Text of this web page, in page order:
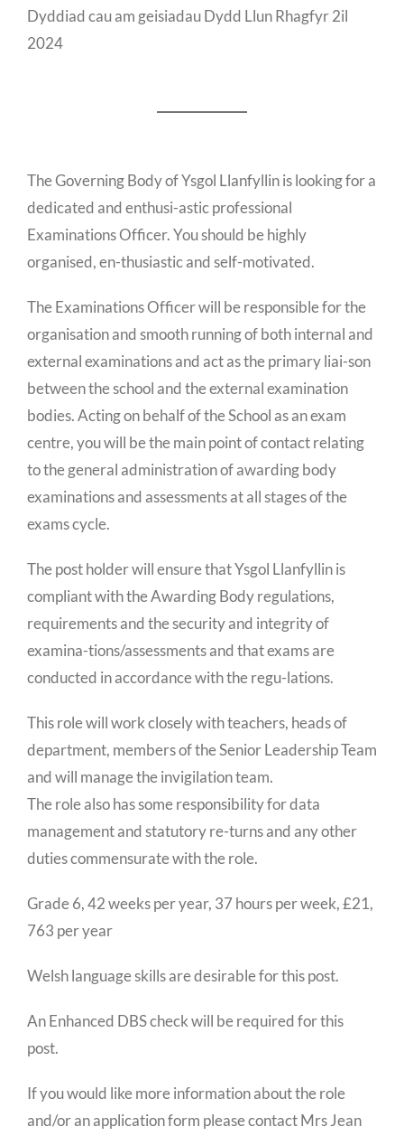
Dyddiad cau am geisiadau Dydd Llun Rhagfyr 2il
2024
The Governing Body of Ysgol Llanfyllin is looking for a
dedicated and enthusi-astic professional
Examinations Officer. You should be highly
organised, en-thusiastic and self-motivated.
The Examinations Officer will be responsible for the
organisation and smooth running of both internal and
external examinations and act as the primary liai-son
between the school and the external examination
bodies. Acting on behalf of the School as an exam
centre, you will be the main point of contact relating
to the general administration of awarding body
examinations and assessments at all stages of the
exams cycle.
The post holder will ensure that Ysgol Llanfyllin is
compliant with the Awarding Body regulations,
requirements and the security and integrity of
examina-tions/assessments and that exams are
conducted in accordance with the regu-lations.
This role will work closely with teachers, heads of
department, members of the Senior Leadership Team
and will manage the invigilation team.
The role also has some responsibility for data
management and statutory re-turns and any other
duties commensurate with the role.
Grade 6, 42 weeks per year, 37 hours per week, £21,
763 per year
Welsh language skills are desirable for this post.
An Enhanced DBS check will be required for this
post.
If you would like more information about the role
and/or an application form please contact Mrs Jean